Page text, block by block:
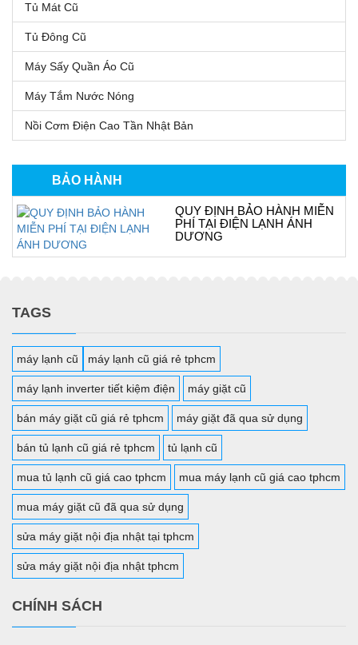
Tủ Mát Cũ
Tủ Đông Cũ
Máy Sấy Quần Áo Cũ
Máy Tắm Nước Nóng
Nồi Cơm Điện Cao Tần Nhật Bản
BẢO HÀNH
QUY ĐỊNH BẢO HÀNH MIỄN
PHÍ TẠI ĐIỆN LẠNH ÁNH
DƯƠNG
TAGS
máy lạnh cũ máy lạnh cũ giá rẻ tphcm
máy lạnh inverter tiết kiệm điện máy giặt cũ
bán máy giặt cũ giá rẻ tphcm máy giặt đã qua sử dụng
bán tủ lạnh cũ giá rẻ tphcm tủ lạnh cũ
mua tủ lạnh cũ giá cao tphcm mua máy lạnh cũ giá cao tphcm
mua máy giặt cũ đã qua sử dụng
sửa máy giặt nội địa nhật tại tphcm
sửa máy giặt nội địa nhật tphcm
CHÍNH SÁCH